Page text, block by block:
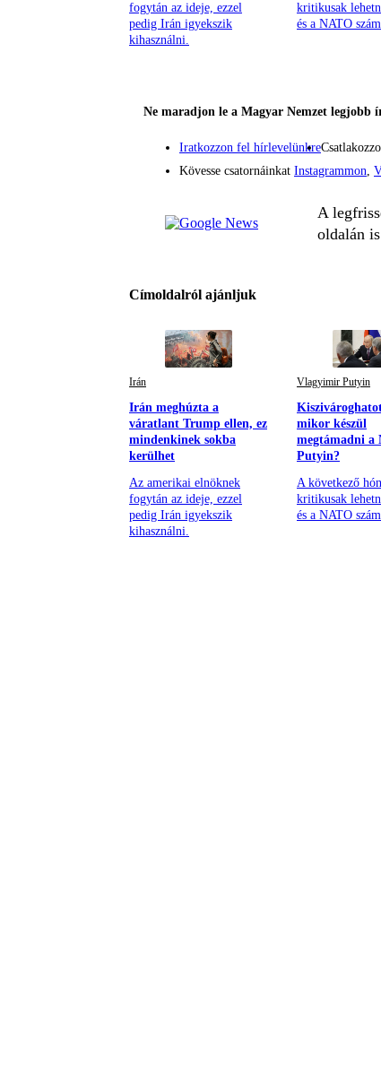
fogytán az ideje, ezzel
pedig Irán igyekszik
kihasználni.
kritikusak
és a NATO
Ne maradjon le a Magyar Nemzet legjobb
Iratkozzon fel hírlevelünkre
Kövesse csatornáinkat Instagrammon,
A
oldalán
Címoldalról ajánljuk
Irán
Irán meghúzta a
váratlant Trump ellen, ez
mindenkinek sokba
kerülhet
Az amerikai elnöknek
fogytán az ideje, ezzel
pedig Irán igyekszik
kihasználni.
Vlagyimir Putyin
mikor készül
megtámadni a
Putyin?
A következő
kritikusak
és a NATO